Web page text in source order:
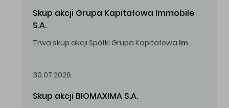
Skup akcji Grupa Kapitałowa Immobile
S.A.
Trwa skup akcji Spółki Grupa Kapitałowa Immobile
30.07.2026
Skup akcji BIOMAXIMA S.A.